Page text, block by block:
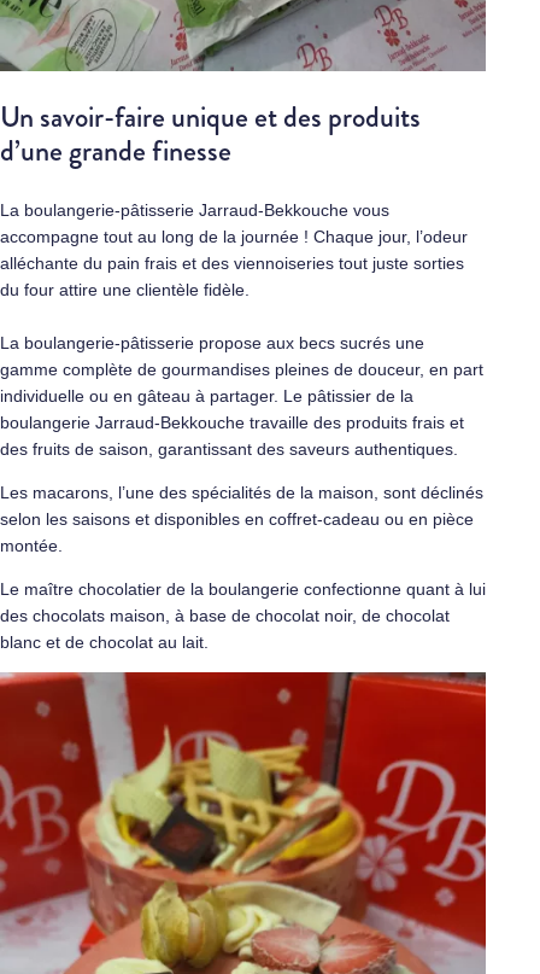
Un savoir-faire unique et des produits
d’une grande finesse
La boulangerie-pâtisserie Jarraud-Bekkouche vous
accompagne tout au long de la journée ! Chaque jour, l’odeur
alléchante du pain frais et des viennoiseries tout juste sorties
du four attire une clientèle fidèle.
La boulangerie-pâtisserie propose aux becs sucrés une
gamme complète de gourmandises pleines de douceur, en part
individuelle ou en gâteau à partager. Le pâtissier de la
boulangerie Jarraud-Bekkouche travaille des produits frais et
des fruits de saison, garantissant des saveurs authentiques.
Les macarons, l’une des spécialités de la maison, sont déclinés
selon les saisons et disponibles en coffret-cadeau ou en pièce
montée.
Le maître chocolatier de la boulangerie confectionne quant à lui
des chocolats maison, à base de chocolat noir, de chocolat
blanc et de chocolat au lait.